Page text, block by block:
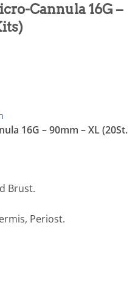
Cannula 16G –
€.
16G – 90mm – XL (20St.
Brust.
Periost.